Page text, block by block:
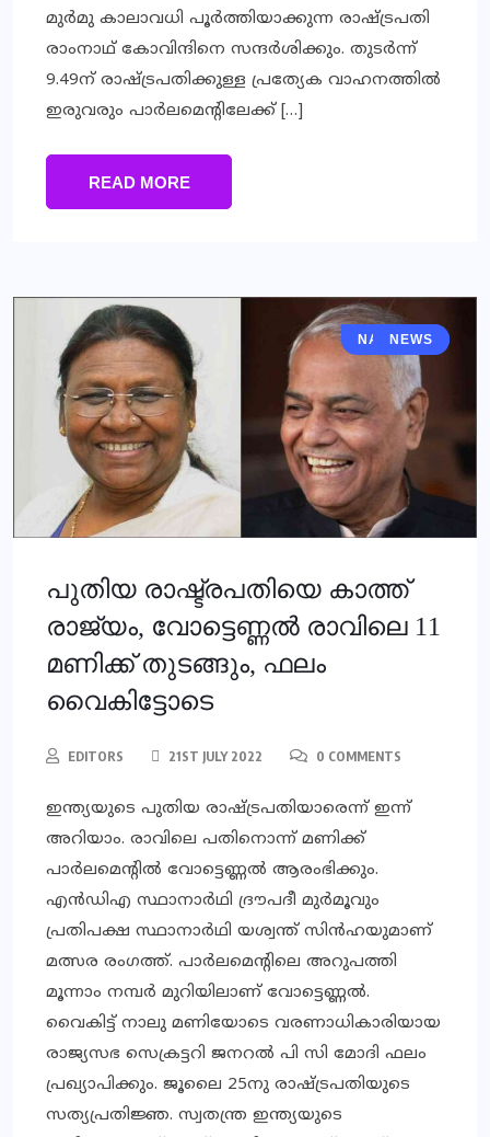
മുർമു കാലാവധി പൂർത്തിയാക്കുന്ന രാഷ്ട്രപതി
രാംനാഥ് കോവിന്ദിനെ സന്ദർശിക്കും. തുടർന്ന്
9.49ന് രാഷ്ട്രപതിക്കുള്ള പ്രത്യേക വാഹനത്തിൽ
ഇരുവരും പാർലമെന്റിലേക്ക് […]
READ MORE
NATIONAL
NEWS
പുതിയ രാഷ്ട്രപതിയെ കാത്ത്
രാജ്യം, വോട്ടെണ്ണല്‍ രാവിലെ 11
മണിക്ക് തുടങ്ങും, ഫലം
വൈകിട്ടോടെ
EDITORS 21ST JULY 2022 0 COMMENTS
ഇന്ത്യയുടെ പുതിയ രാഷ്ട്രപതിയാരെന്ന് ഇന്ന്
അറിയാം. രാവിലെ പതിനൊന്ന് മണിക്ക്
പാര്‍ലമെന്റില്‍ വോട്ടെണ്ണല്‍ ആരംഭിക്കും.
എന്‍ഡിഎ സ്ഥാനാര്‍ഥി ദ്രൗപദീ മുര്‍മൂവും
പ്രതിപക്ഷ സ്ഥാനാര്‍ഥി യശ്വന്ത് സിന്‍ഹയുമാണ്
മത്സര രംഗത്ത്. പാര്‍ലമെന്റിലെ അറുപത്തി
മൂന്നാം നമ്പര്‍ മുറിയിലാണ് വോട്ടെണ്ണല്‍.
വൈകിട്ട് നാലു മണിയോടെ വരണാധികാരിയായ
രാജ്യസഭ സെക്രട്ടറി ജനറല്‍ പി സി മോദി ഫലം
പ്രഖ്യാപിക്കും. ജൂലൈ 25നു രാഷ്ട്രപതിയുടെ
സത്യപ്രതിജ്ഞ. സ്വതന്ത്ര ഇന്ത്യയുടെ